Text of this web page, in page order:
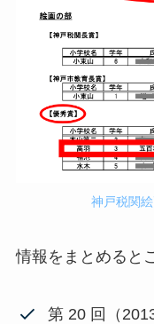
神戸税関
情報をまとめると
第 20 回（